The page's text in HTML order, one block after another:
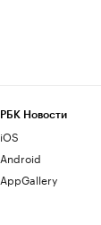
РБК Новости
iOS
Android
AppGallery